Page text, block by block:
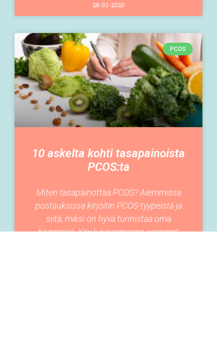
28-03-2020
PCOS
10 askelta kohti tasapainoista
PCOS:ta
Miten tasapainottaa PCOS? Aiemmissa
postauksissa kirjoitin PCOS-tyypeistä ja
siitä, miksi on hyvä tunnistaa oma
tyyppinsä. Käy lukaisemassa aiemmat